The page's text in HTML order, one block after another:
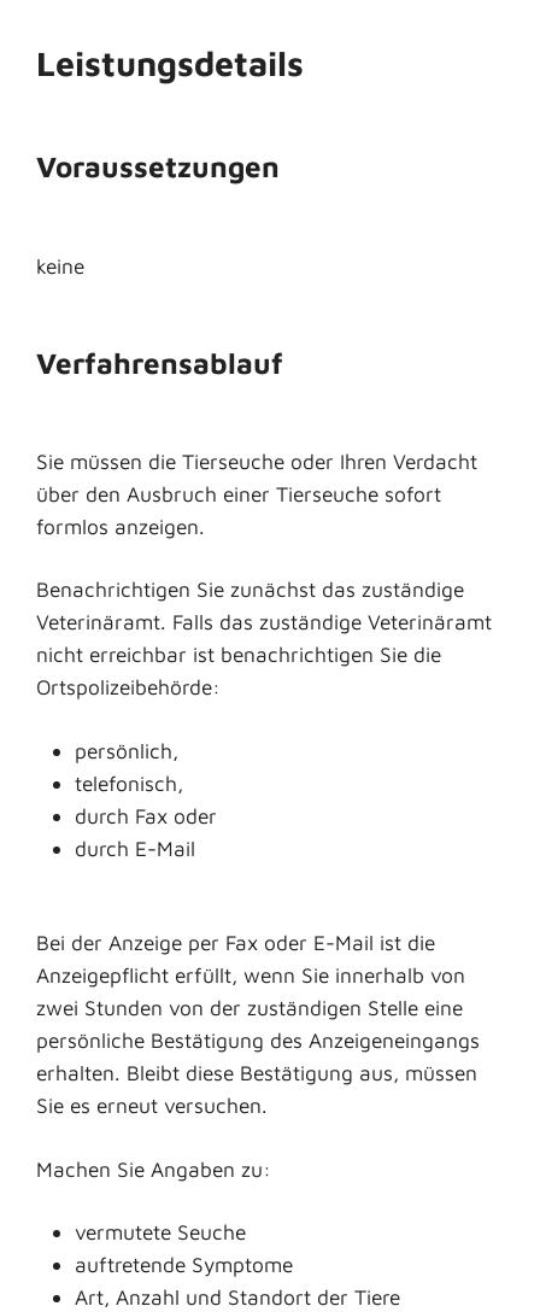
Leistungsdetails
Voraussetzungen
keine
Verfahrensablauf
Sie müssen die Tierseuche oder Ihren Verdacht
über den Ausbruch einer Tierseuche sofort
formlos anzeigen.
Benachrichtigen Sie zunächst das zuständige
Veterinäramt. Falls das zuständige Veterinäramt
nicht erreichbar ist benachrichtigen Sie die
Ortspolizeibehörde:
persönlich,
telefonisch,
durch Fax oder
durch E-Mail
Bei der Anzeige per Fax oder E-Mail ist die
Anzeigepflicht erfüllt, wenn Sie innerhalb von
zwei Stunden von der zuständigen Stelle eine
persönliche Bestätigung des Anzeigeneingangs
erhalten. Bleibt diese Bestätigung aus, müssen
Sie es erneut versuchen.
Machen Sie Angaben zu:
vermutete Seuche
auftretende Symptome
Art, Anzahl und Standort der Tiere